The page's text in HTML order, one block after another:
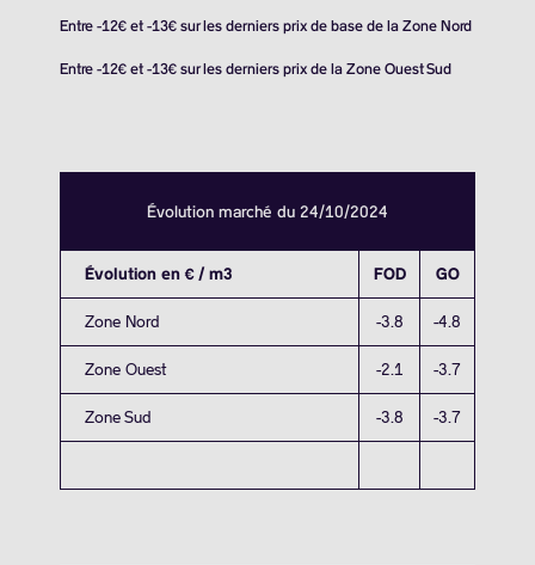
Entre -12€ et -13€ sur les derniers prix de base de la Zone Nord
Entre -12€ et -13€ sur les derniers prix de la Zone Ouest Sud
Évolution marché du 24/10/2024
Évolution en € / m3 FOD GO
Zone Nord -3.8 -4.8
Zone Ouest -2.1 -3.7
Zone Sud -3.8 -3.7